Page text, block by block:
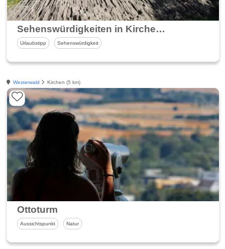
Sehenswürdigkeiten in Kirchen Sieg
Urlaubstipp Sehenswürdigkeit
Westerwald Kirchen (5 km)
Ottoturm
Aussichtspunkt Natur